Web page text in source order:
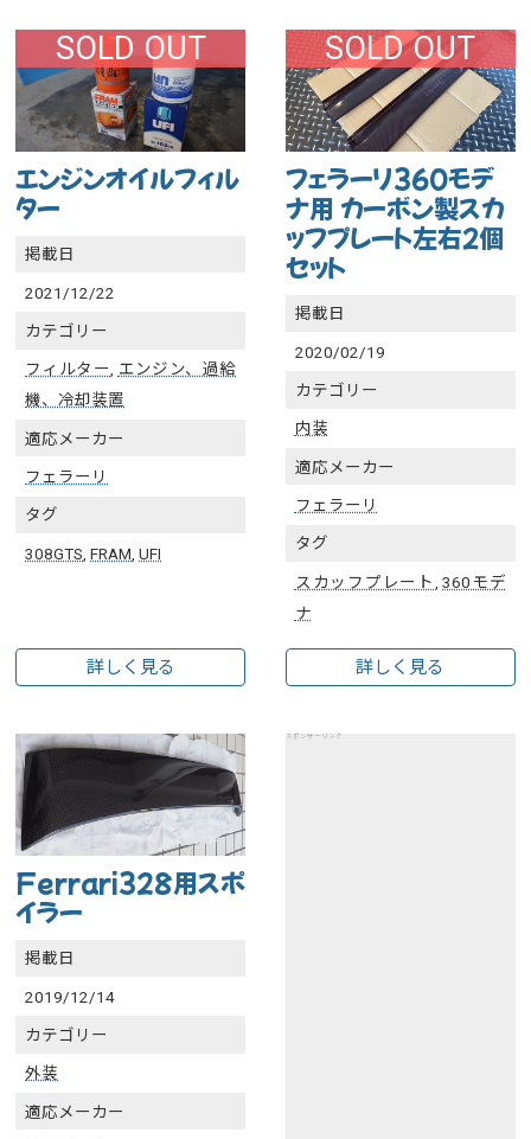
SOLD OUT
エンジンオイルフィル
ター
掲載日
2021/12/22
カテゴリー
フィルター, エンジン、過給
機、冷却装置
適応メーカー
フェラーリ
タグ
308GTS ,FRAM ,UFI
詳しく見る
SOLD OUT
フェラーリ360モデ
ナ用 カーボン製スカ
ッフプレート左右２個
セット
掲載日
2020/02/19
カテゴリー
内装
適応メーカー
フェラーリ
タグ
スカッフプレート ,360モデ
ナ
詳しく見る
Ferrari328用スポ
イラー
掲載日
2019/12/14
カテゴリー
外装
適応メーカー
スポンサーリンク